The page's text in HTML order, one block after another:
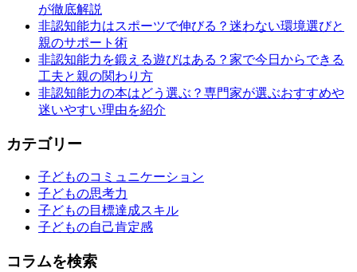
が徹底解説
非認知能力はスポーツで伸びる？迷わない環境選びと
親のサポート術
非認知能力を鍛える遊びはある？家で今日からできる
工夫と親の関わり方
非認知能力の本はどう選ぶ？専門家が選ぶおすすめや
迷いやすい理由を紹介
カテゴリー
子どものコミュニケーション
子どもの思考力
子どもの目標達成スキル
子どもの自己肯定感
コラムを検索